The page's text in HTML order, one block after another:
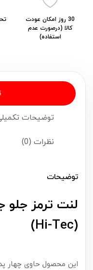
30 روز امکان عودت
کالا (درصورت عدم
استفاده)
توضیحات
نظرات (0)
توضیحات
(Hi-Tec)
این محصول حاوی چهار پد